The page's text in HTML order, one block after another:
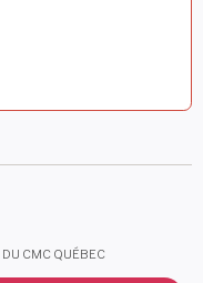
DU CMC QUÉBEC